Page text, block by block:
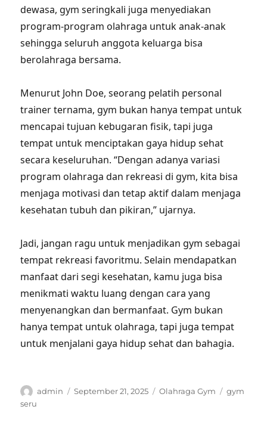
dewasa, gym seringkali juga menyediakan
program-program olahraga untuk anak-anak
sehingga seluruh anggota keluarga bisa
berolahraga bersama.
Menurut John Doe, seorang pelatih personal
trainer ternama, gym bukan hanya tempat untuk
mencapai tujuan kebugaran fisik, tapi juga
tempat untuk menciptakan gaya hidup sehat
secara keseluruhan. “Dengan adanya variasi
program olahraga dan rekreasi di gym, kita bisa
menjaga motivasi dan tetap aktif dalam menjaga
kesehatan tubuh dan pikiran,” ujarnya.
Jadi, jangan ragu untuk menjadikan gym sebagai
tempat rekreasi favoritmu. Selain mendapatkan
manfaat dari segi kesehatan, kamu juga bisa
menikmati waktu luang dengan cara yang
menyenangkan dan bermanfaat. Gym bukan
hanya tempat untuk olahraga, tapi juga tempat
untuk menjalani gaya hidup sehat dan bahagia.
Author
admin
Posted
September 21, 2025 Categories
Olahraga Gym Tags
gym
seru